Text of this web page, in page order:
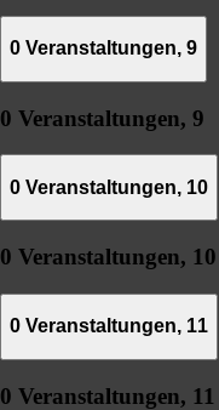
0 Veranstaltungen, 9
0 Veranstaltungen, 9
0 Veranstaltungen, 10
0 Veranstaltungen, 10
0 Veranstaltungen, 11
0 Veranstaltungen, 11